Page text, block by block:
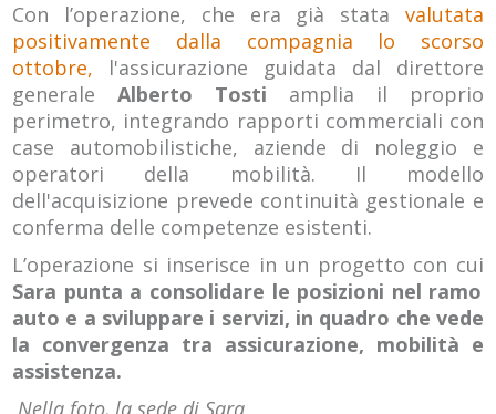
Con l’operazione, che era già stata valutata
positivamente dalla compagnia lo scorso
ottobre, l'assicurazione guidata dal direttore
generaleAlberto Tosti amplia il proprio
perimetro, integrando rapporti commerciali con
case automobilistiche, aziende di noleggio e
operatori della mobilità. Il modello
dell'acquisizione prevede continuità gestionale e
conferma delle competenze esistenti.
L’operazione si inserisce in un progetto con cui
Sara punta a consolidare le posizioni nel ramo
auto e a sviluppare i servizi, in quadro che vede
la convergenza tra assicurazione, mobilità e
assistenza.
Nella foto, la sede di Sara